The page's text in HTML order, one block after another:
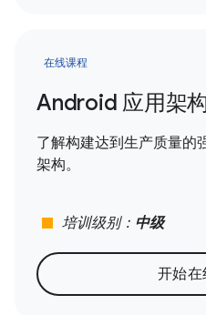
在线课程
Android 应用架
了解构建达到生产质量的
架构。
stop 培训级别： 中级
开始